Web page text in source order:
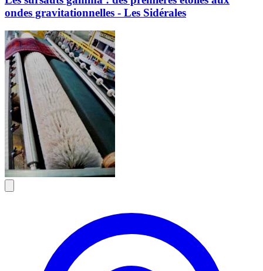
ondes gravitationnelles - Les Sidérales